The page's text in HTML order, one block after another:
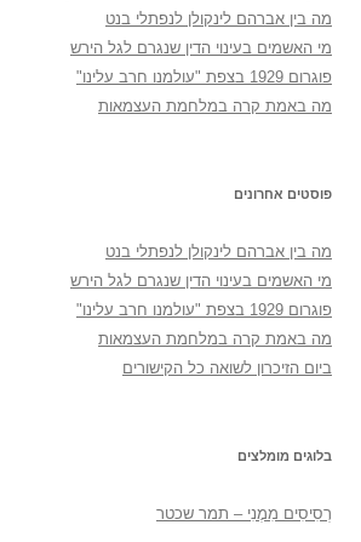
מה בין אברהם לינקולן לנפתלי בנט
מי האשמים בעינוי הדין שנגרם לגל הירש
פוגרום 1929 בצפת "עולמנו חרב עלינו"
מה באמת קרה במלחמת העצמאות
פוסטים אחרונים
מה בין אברהם לינקולן לנפתלי בנט
מי האשמים בעינוי הדין שנגרם לגל הירש
פוגרום 1929 בצפת "עולמנו חרב עלינו"
מה באמת קרה במלחמת העצמאות
ביום הזיכרון לשואה כל הקישורים
בלוגים מומלצים
רְסִיסִים מִמֶנִי – תמר שכטר